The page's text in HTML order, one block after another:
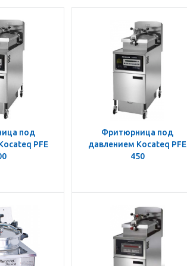
под
PFE
Фритюрница под
давлением Kocateq PFE
450